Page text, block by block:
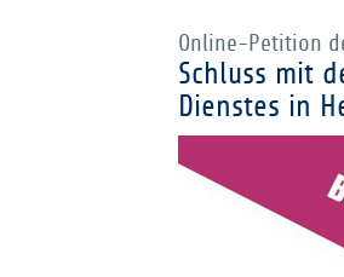
Online-Petition
Schluss mit
Dienstes in